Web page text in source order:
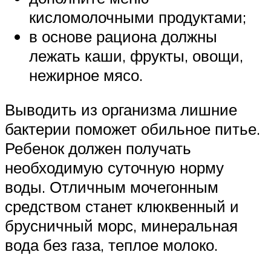
кисломолочными продуктами;
в основе рациона должны
лежать каши, фрукты, овощи,
нежирное мясо.
Выводить из организма лишние
бактерии поможет обильное питье.
Ребенок должен получать
необходимую суточную норму
воды. Отличным мочегонным
средством станет клюквенный и
брусничный морс, минеральная
вода без газа, теплое молоко.